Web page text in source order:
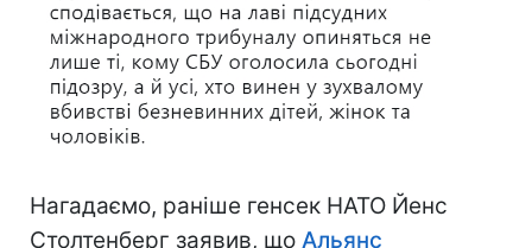
Нагадаємо, раніше генсек НАТО Йенс
Столтенберг заявив, що Альянс